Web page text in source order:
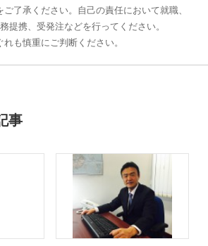
了承ください。自己の責任において就職、
提携、受発注などを行ってください。
れも慎重にご判断ください。
事